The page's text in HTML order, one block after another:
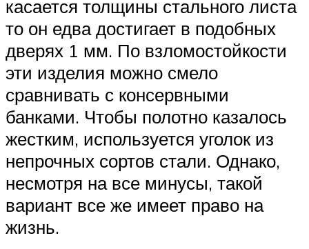
касается толщины стального листа
то он едва достигает в подобных
дверях 1 мм. По взломостойкости
эти изделия можно смело
сравнивать с консервными
банками. Чтобы полотно казалось
жестким, используется уголок из
непрочных сортов стали. Однако,
несмотря на все минусы, такой
вариант все же имеет право на
жизнь.